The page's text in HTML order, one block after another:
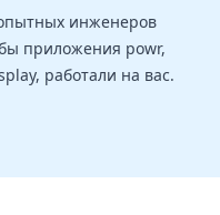
инженеров
приложения powr,
работали на вас.